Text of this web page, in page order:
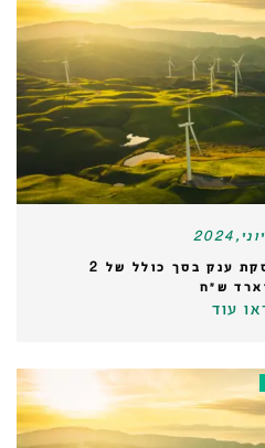
ייצוג יבול שמש בעסקת ענק בסך כולל של 2
ש״ח
עוד